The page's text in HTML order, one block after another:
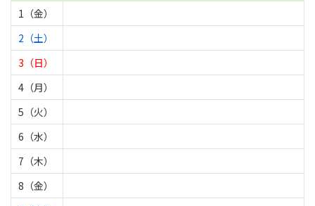
1（金）
2（土）
3（日）
4（月）
5（火）
6（水）
7（木）
8（金）